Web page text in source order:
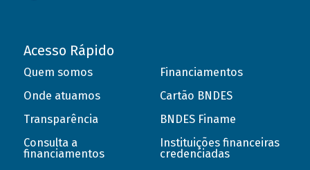
Acesso Rápido
Quem somos
Onde atuamos
Transparência
Consulta a
financiamentos
Financiamentos
Cartão BNDES
BNDES Finame
Instituições financeiras
credenciadas